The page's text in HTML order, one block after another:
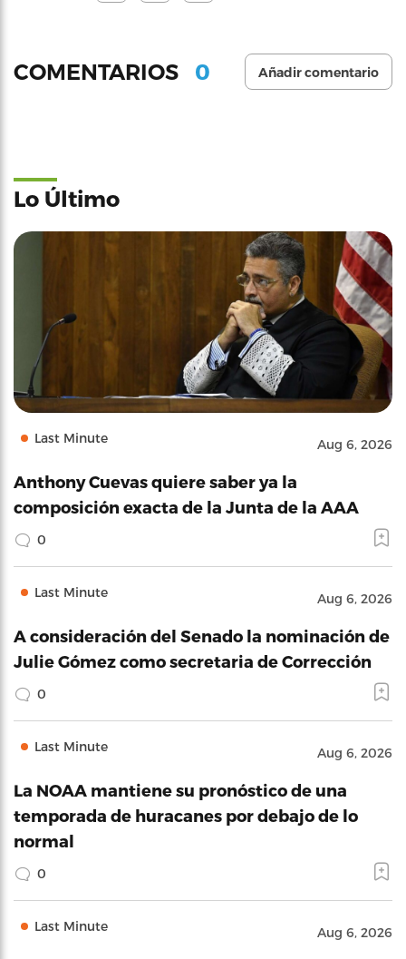
COMENTARIOS 0 Añadir comentario
Lo Último
Last Minute Aug 6, 2026
Anthony Cuevas quiere saber ya la
composición exacta de la Junta de la AAA
0
Last Minute Aug 6, 2026
A consideración del Senado la nominación de
Julie Gómez como secretaria de Corrección
0
Last Minute Aug 6, 2026
La NOAA mantiene su pronóstico de una
temporada de huracanes por debajo de lo
normal
0
Last Minute Aug 6, 2026